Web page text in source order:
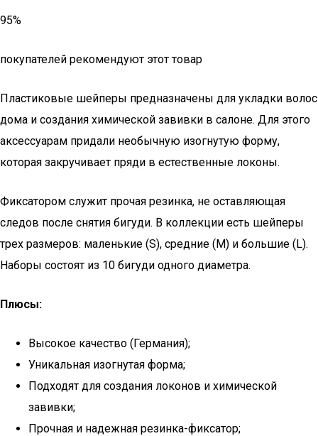
95%
покупателей рекомендуют этот товар
Пластиковые шейперы предназначены для укладки волос
дома и создания химической завивки в салоне. Для этого
аксессуарам придали необычную изогнутую форму,
которая закручивает пряди в естественные локоны.
Фиксатором служит прочая резинка, не оставляющая
следов после снятия бигуди. В коллекции есть шейперы
трех размеров: маленькие (S), средние (М) и большие (L).
Наборы состоят из 10 бигуди одного диаметра.
Плюсы:
Высокое качество (Германия);
Уникальная изогнутая форма;
Подходят для создания локонов и химической
завивки;
Прочная и надежная резинка-фиксатор;